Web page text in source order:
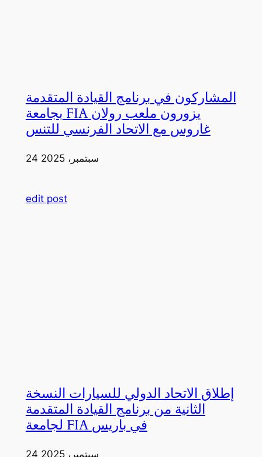
المشاركون في برنامج القيادة المتقدمة
بجامعة FIA يزورون ملعب رولان
غاروس مع الاتحاد الفرنسي للتنس
24 سبتمبر، 2025
edit post
إطلاق الاتحاد الدولي للسيارات النسخة
الثانية من برنامج القيادة المتقدمة
لجامعة FIA في باريس
24 سبتمبر، 2025